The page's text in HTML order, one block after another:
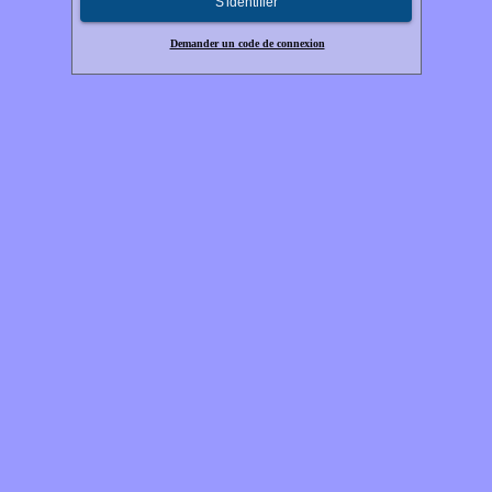
Demander un code de connexion